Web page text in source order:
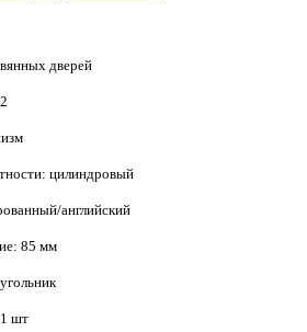
дверей
2
цилиндровый
английский
85 мм
1 шт